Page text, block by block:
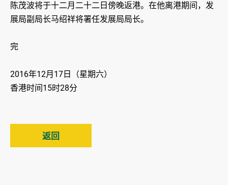
陈茂波将于十二月二十二日傍晚返港。在他离港期间，发
展局副局长马绍祥将署任发展局局长。
完
2016年12月17日（星期六）
香港时间15时28分
返回